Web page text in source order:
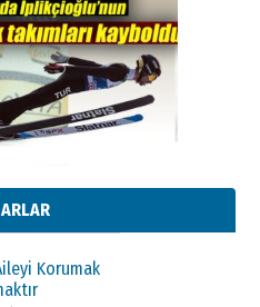
Korumak
Korumak